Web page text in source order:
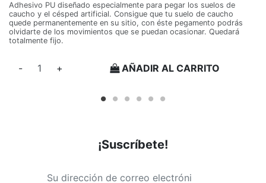
Adhesivo PU diseñado especialmente para pegar los suelos de
caucho y el césped artificial. Consigue que tu suelo de caucho
quede permanentemente en su sitio, con éste pegamento podrás
olvidarte de los movimientos que se puedan ocasionar. Quedará
totalmente fijo.
- + AÑADIR AL CARRITO
¡Suscríbete!